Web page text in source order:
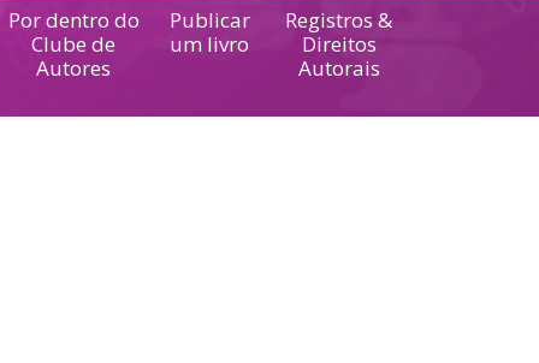
Por dentro do
Clube de
Autores
Publicar
um livro
Registros &
Direitos
Autorais